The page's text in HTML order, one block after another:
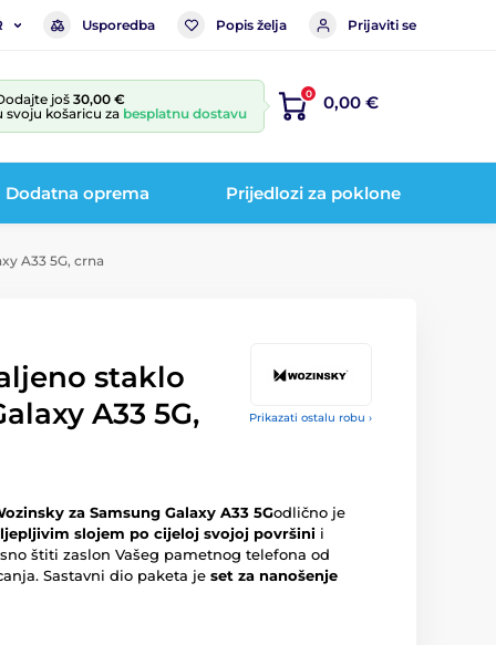
Usporedba Popis želja Prijaviti se
još30,00 €
svoju košaricu za besplatnu dostavu
0 0,00 €
Dodatna oprema Prijedlozi za poklone
A33 5G, crna
Prikazati ostalu robu ›
staklo
A33 5G,
za Samsung Galaxy A33 5Godlično je
slojem po cijeloj svojoj površini i
štiti zaslon Vašeg pametnog telefona od
Sastavni dio paketa je set za nanošenje